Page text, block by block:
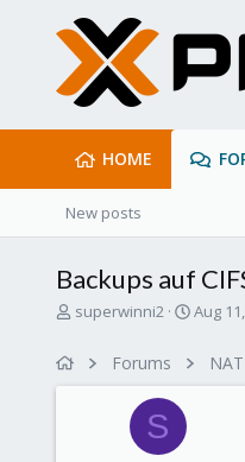
HOME
New posts
Backups auf
T
superwinni2
S
Aug
Forums
S